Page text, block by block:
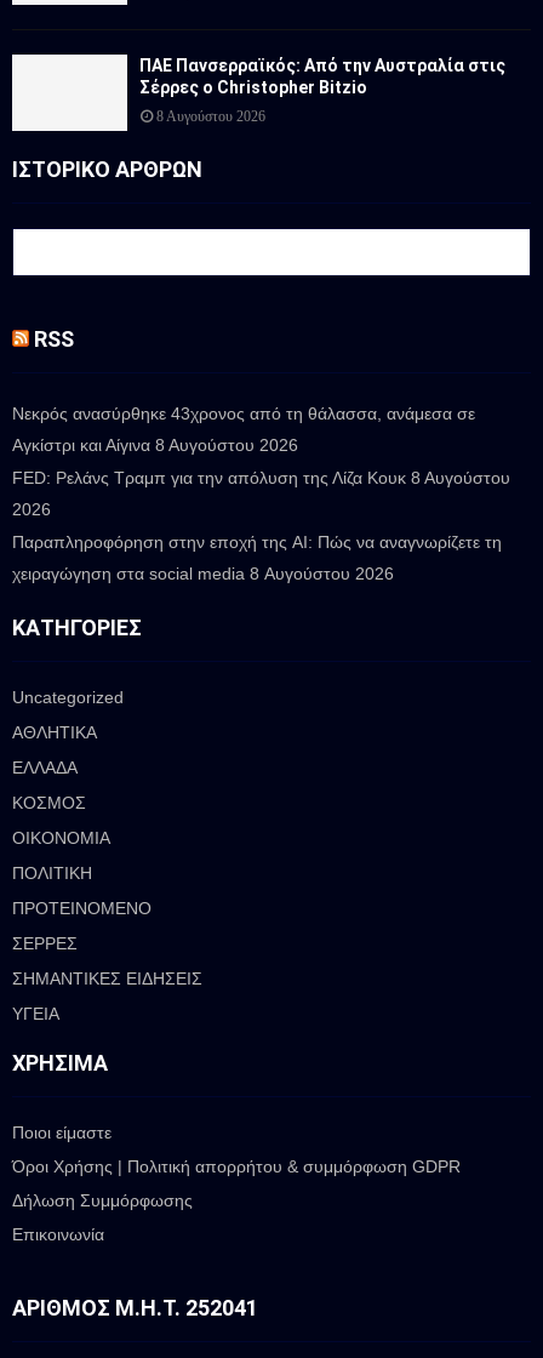
ΠΑΕ Πανσερραϊκός: Από την Αυστραλία στις
Σέρρες ο Christopher Bitzio
8 Αυγούστου 2026
ΙΣΤΟΡΙΚΟ ΑΡΘΡΩΝ
RSS
Νεκρός ανασύρθηκε 43χρονος από τη θάλασσα, ανάμεσα σε
Αγκίστρι και Αίγινα 8 Αυγούστου 2026
FED: Ρελάνς Τραμπ για την απόλυση της Λίζα Κουκ 8 Αυγούστου
2026
Παραπληροφόρηση στην εποχή της AI: Πώς να αναγνωρίζετε τη
χειραγώγηση στα social media 8 Αυγούστου 2026
ΚΑΤΗΓΟΡΊΕΣ
Uncategorized
ΑΘΛΗΤΙΚΑ
ΕΛΛΑΔΑ
ΚΟΣΜΟΣ
ΟΙΚΟΝΟΜΙΑ
ΠΟΛΙΤΙΚΗ
ΠΡΟΤΕΙΝΟΜΕΝΟ
ΣΕΡΡΕΣ
ΣΗΜΑΝΤΙΚΕΣ ΕΙΔΗΣΕΙΣ
ΥΓΕΙΑ
ΧΡΉΣΙΜΑ
Ποιοι είμαστε
Όροι Χρήσης | Πολιτική απορρήτου & συμμόρφωση GDPR
Δήλωση Συμμόρφωσης
Επικοινωνία
ΑΡΙΘΜΌΣ Μ.Η.Τ. 252041